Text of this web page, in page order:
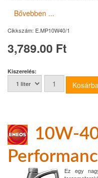
Bővebben ...
Cikkszám: E.MP10W40/1
3,789.00 Ft
Kiszerelés:
10W-
Ez egy